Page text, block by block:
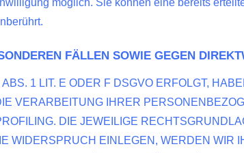
möglich. Sie können eine bereits
FÄLLEN SOWIE GEGEN
1 LIT. E ODER F DSGVO ERFOLGT,
VERARBEITUNG IHRER
DIE JEWEILIGE
WIDERSPRUCH EINLEGEN, WERDEN WIR